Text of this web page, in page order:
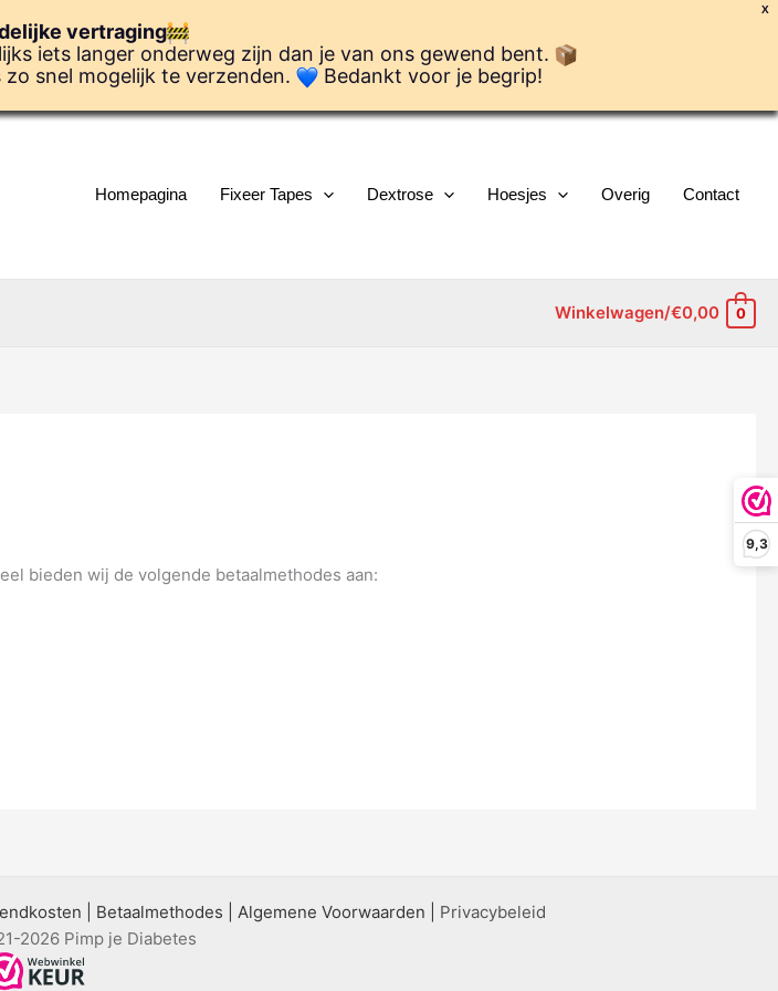
9,3
X
vertraging
iets langer onderweg zijn dan je van ons gewend bent.
snel mogelijk te verzenden.
Bedankt voor je begrip!
Homepagina Fixeer Tapes Dextrose Hoesjes Overig Contact
Winkelwagen/€0,00 0
bieden wij de volgende betaalmethodes aan:
Betaalmethodes Algemene Voorwaarden
Privacybeleid
2026 Pimp je Diabetes